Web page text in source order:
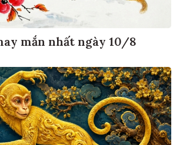
mắn nhất ngày 10/8